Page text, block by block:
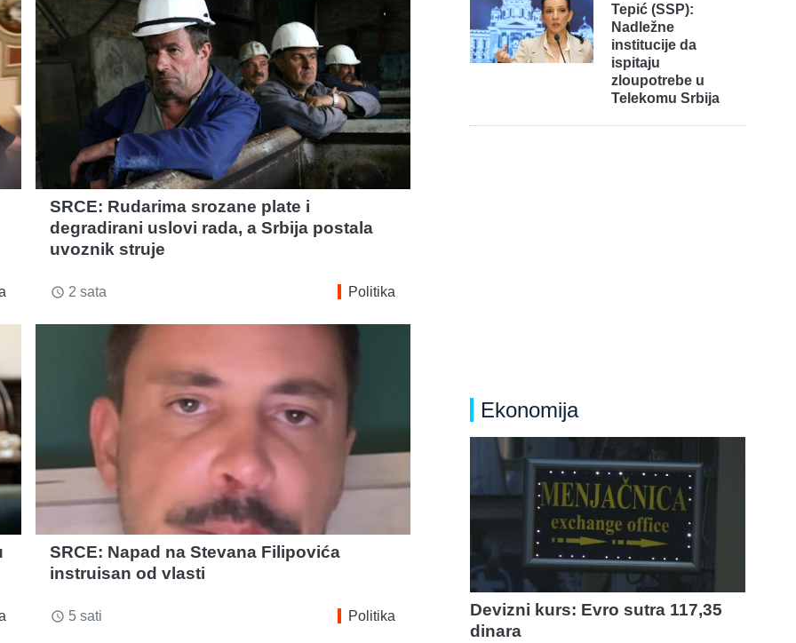
SRCE: Rudarima srozane plate i
degradirani uslovi rada, a Srbija postala
uvoznik struje
access_time 2 sata Politika
SRCE: Napad na Stevana Filipovića
instruisan od vlasti
access_time 5 sati Politika
Tepić (SSP):
Nadležne
institucije da
ispitaju
zloupotrebe u
Telekomu Srbija
Ekonomija
Devizni kurs: Evro sutra 117,35
dinara